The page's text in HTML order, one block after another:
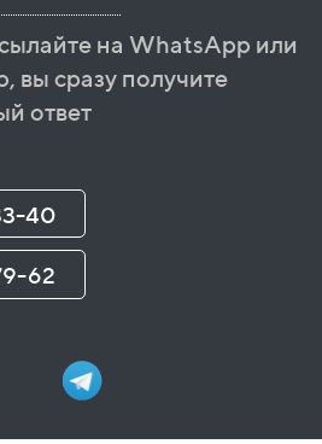
на WhatsApp или
вы сразу получите
ответ
40
62